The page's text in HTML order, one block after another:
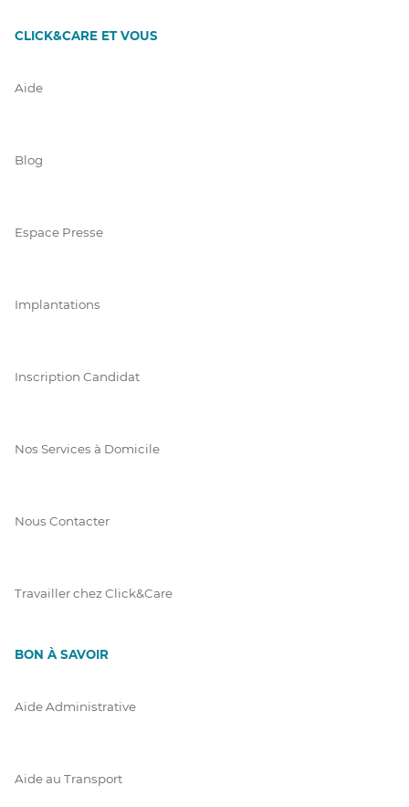
CLICK&CARE ET VOUS
Aide
Blog
Espace Presse
Implantations
Inscription Candidat
Nos Services à Domicile
Nous Contacter
Travailler chez Click&Care
BON À SAVOIR
Aide Administrative
Aide au Transport